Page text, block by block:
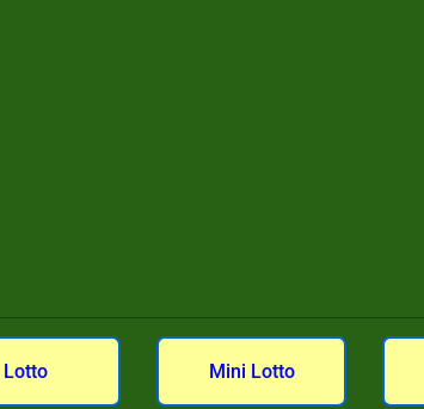
Lotto Mini Lotto